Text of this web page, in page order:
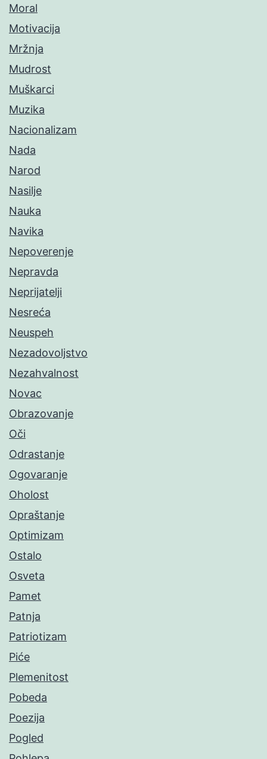
Moral
Motivacija
Mržnja
Mudrost
Muškarci
Muzika
Nacionalizam
Nada
Narod
Nasilje
Nauka
Navika
Nepoverenje
Nepravda
Neprijatelji
Nesreća
Neuspeh
Nezadovoljstvo
Nezahvalnost
Novac
Obrazovanje
Oči
Odrastanje
Ogovaranje
Oholost
Opraštanje
Optimizam
Ostalo
Osveta
Pamet
Patnja
Patriotizam
Piće
Plemenitost
Pobeda
Poezija
Pogled